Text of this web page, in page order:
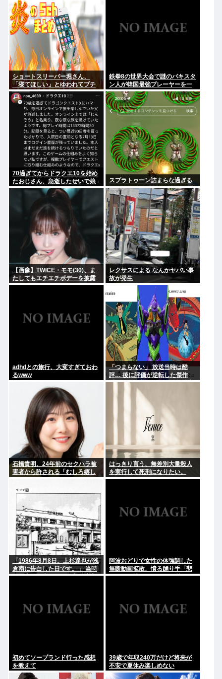
ショートスリーパー堀さん、
「寝てほしい」とゆわれてブチ
ギレたり泣き出したりしてしま
う…
鉄拳8の世界大会で謎のパキスタ
ン人が韓国最強プレーヤーを一
方的にボコして約5000万円ゲッ
ト
70過ぎてからドラクエ10を始め
たおじさん、急逝したせいで娘
に色々開示されてしまう
スプラトゥーン詰まらな過ぎる
【画像】TWICE・モモ(30)、ま
たしてもエチエチボデーを披露
www
レクサスによる なんかヤバい事
故が発生
adhdとの旅行、大変すぎておわ
るwww
「つまらない」 放送当時は酷
評… 後に評価が逆転した傑作
『ルパン三世』 再放送で視聴率
30%超え 誰もが知る名作に
石橋貴明、24年前のセクハラ被
害者から許される「むしろ嬉し
はっきり言う、無差別大量殺人
を実行して死刑になりたい。
「1986年8月8日。上杉達也が浅
倉南に告白した日です。」 当時
の担当編集者とあだち充が達也
阿波おどりで女性の体強調した
無断動画拡散、憤る踊り手「悲
しいし気持ち悪い」…悪質なケ
初めてソープランド行った感想
を教えて
39歳で年収240万だけど将来が
不安で夏休み楽しめない